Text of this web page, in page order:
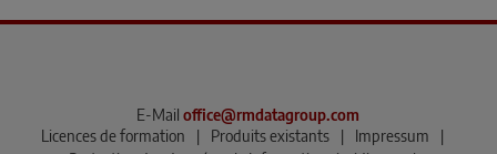
E-Mailoffice@rmdatagroup.com
Licences de formation
| Produits existants | Impressum
|